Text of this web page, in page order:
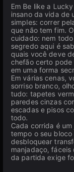
Em Be like a
insano da vida de
simples: correr
que não tem fim.
cuidado: nem
segredo aqui é
quais você deve
chefão certo pode
em uma forma
Em várias cenas,
sorriso branco,
tudo: tapetes
paredes cinzas
escadas e pisos
todo.
Cada corrida é
tempo o seu
desbloquear
manjadaço, fáceis
da partida exige